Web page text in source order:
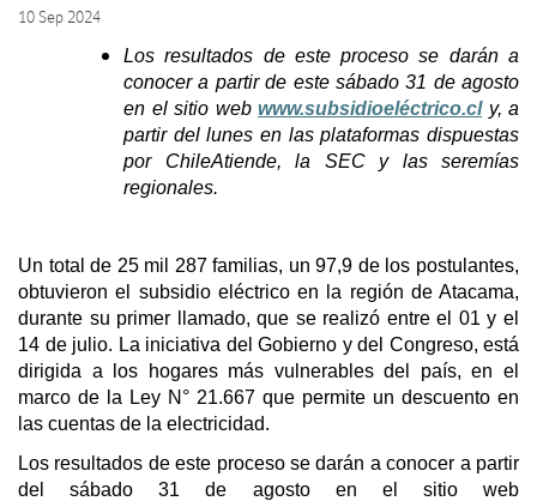
10 Sep 2024
Los resultados de este proceso se darán a
conocer a partir de este sábado 31 de agosto
en el sitio web www.subsidioeléctrico.cl y, a
partir del lunes en las plataformas dispuestas
por ChileAtiende, la SEC y las seremías
regionales.
Un total de 25 mil 287 familias, un 97,9 de los postulantes,
obtuvieron el subsidio eléctrico en la región de Atacama,
durante su primer llamado, que se realizó entre el 01 y el
14 de julio. La iniciativa del Gobierno y del Congreso, está
dirigida a los hogares más vulnerables del país, en el
marco de la Ley N° 21.667 que permite un descuento en
las cuentas de la electricidad.
Los resultados de este proceso se darán a conocer a partir
del sábado 31 de agosto en el sitio web